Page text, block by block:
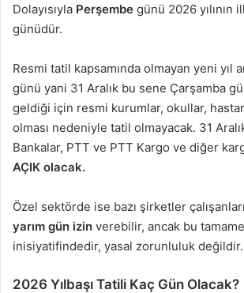
Dolayısıyla Perşembe günü 2026 yılının
günüdür.
Resmi tatil kapsamında olmayan yeni yıl
günü yani 31 Aralık bu sene Çarşamba
geldiği için resmi kurumlar, okullar,
olması nedeniyle tatil olmayacak. 31
Bankalar, PTT ve PTT Kargo ve diğer
AÇIK olacak.
Özel sektörde ise bazı şirketler
yarım gün izin verebilir, ancak bu
inisiyatifindedir, yasal zorunluluk değildir.
2026 Yılbaşı Tatili Kaç Gün Olacak?